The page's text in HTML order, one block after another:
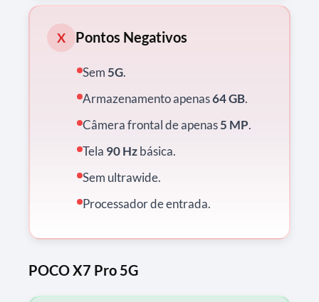
X Pontos Negativos
Sem5G.
Armazenamento apenas64 GB.
Câmera frontal de apenas5 MP.
Tela 90 Hzbásica.
Sem ultrawide.
Processador de entrada.
POCO X7 Pro 5G